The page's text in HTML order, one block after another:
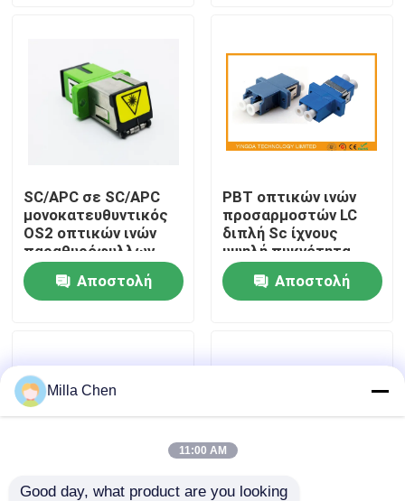
Περίπου εμείς
Ποιοτικός έλεγχος
Μας ελάτε σε επαφή με
Περιπτώσεις
Οπτικών Ινών Box Τερματισμός
SC/APC σε SC/APC
μονοκατευθυντικός
OS2 οπτικών ινών
παραθυρόφυλλων
μετάλλων ενιαίος
τρόπος
προσαρμοστών με τη
Αποστολή
PBT οπτικών ινών
προσαρμοστών LC
διπλή Sc ίχνους
υψηλή πυκνότητα
τρόπου τύπων μπλε
ενιαία Αποστολή
Milla Chen
11:00 AM
Good day, what product are you looking